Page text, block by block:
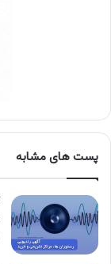
پست های مشابه